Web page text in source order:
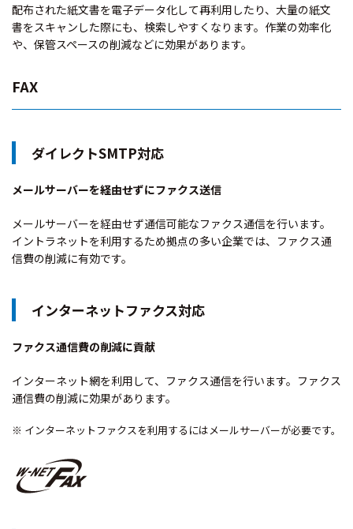
配布された紙文書を電子データ化して再利用したり、大量の紙文
書をスキャンした際にも、検索しやすくなります。作業の効率化
や、保管スペースの削減などに効果があります。
FAX
ダイレクトSMTP対応
メールサーバーを経由せずにファクス送信
メールサーバーを経由せず通信可能なファクス通信を行います。
イントラネットを利用するため拠点の多い企業では、ファクス通
信費の削減に有効です。
インターネットファクス対応
ファクス通信費の削減に貢献
インターネット網を利用して、ファクス通信を行います。ファクス
通信費の削減に効果があります。
※ インターネットファクスを利用するにはメールサーバーが必要です。